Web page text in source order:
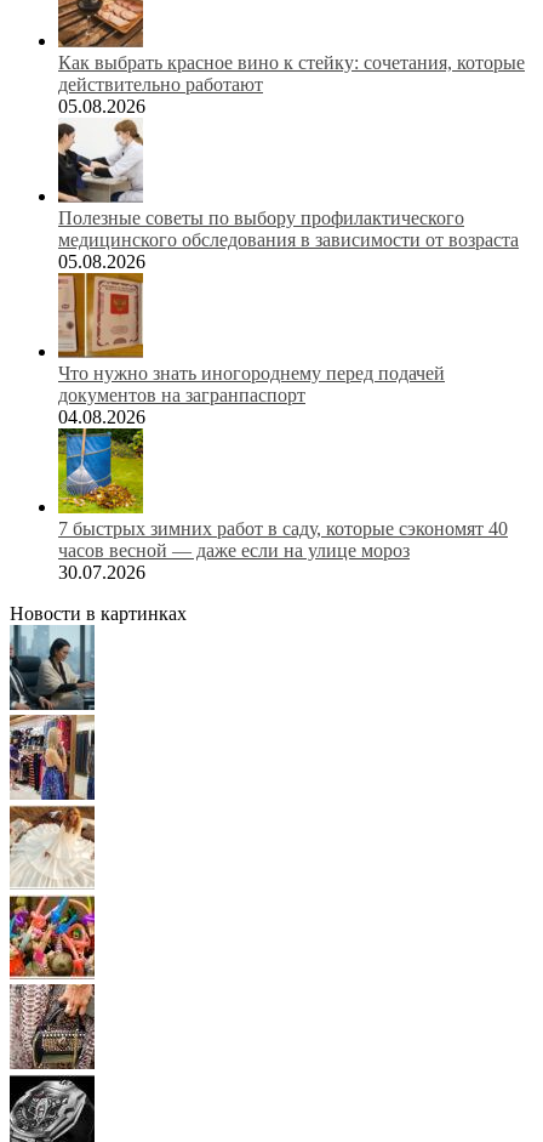
Как выбрать красное вино к стейку: сочетания, которые
действительно работают
05.08.2026
Полезные советы по выбору профилактического
медицинского обследования в зависимости от возраста
05.08.2026
Что нужно знать иногороднему перед подачей
документов на загранпаспорт
04.08.2026
7 быстрых зимних работ в саду, которые сэкономят 40
часов весной — даже если на улице мороз
30.07.2026
Новости в картинках